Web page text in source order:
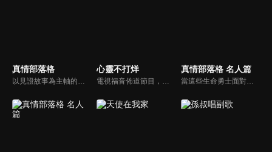
真情部落格
以見證故事為主軸的佈道訪談節目，由主播李晶玉主持，發揮她的訪問專長，讓來賓自在暢談自己的生命歷程；最後由寇紹恩牧師與孫越叔叔佈道，帶領禱告。
心靈不打烊
電視福音佈道節目，由前主播何戎主持，有別於以往的節目風格，將繼續提供最具平安與感動的心靈音樂饗宴。
真情部落格 名人篇
當這些生命勇士面對自己生命中的難題時，選擇靠著信靠耶穌來勇敢勝過，這些可愛的基督徒們，願意把自己生命裡最黑暗軟弱的一面和大家分享，為的就是將來自天上那最美好的福分帶給人們，每一個有血有淚的生命見證，都是最震撼人心的蛻變，最深刻的真實。